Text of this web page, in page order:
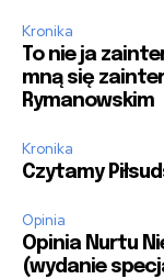
Kronika
To nie ja
mną się
Rymanowskim
Kronika
Czytamy
Opinia
Opinia Nurtu
(wydanie